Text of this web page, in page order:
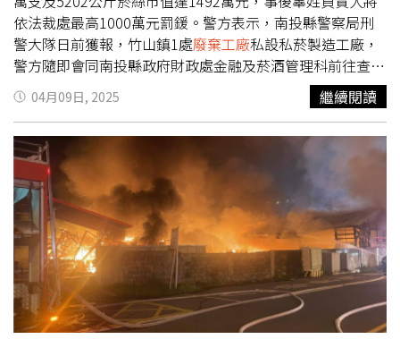
依法裁處最高1000萬元罰鍰。警方表示，南投縣警察局刑
警大隊日前獲報，竹山鎮1處廢棄工廠私設私菸製造工廠，
警方隨即會同南投縣政府財政處金融及菸酒管理科前往查
緝，入室後當場查獲大量菸品，分別為可裝成1500包市售
香菸的紙菸成品3萬支，5202公斤菸絲可製成37萬1570包
市售香菸，初估市值高達1492萬元，此外還查扣捲菸機、
捲菸紙、切線機及香精等證物，隨後警方出動大貨車將菸絲
運回。政府說明，南投縣政府財政處指稱，辜姓負責人私設
私菸廠，依《菸酒管理法》未經許可產製私菸者，可處5萬
元以上100萬元以下罰鍰，但警方查獲菸品市值超過100萬
元，可處現值1倍以上5倍以下罰鍰，最高1000萬元為限，
經統計，查扣的私菸以每包40元計算，市值已達1492萬
2800元，因此辜姓負責人將被裁處最高罰鍰1000萬元，警
方同時乎民眾切勿以身試法，否則恐得不償失。
04月09日, 2025 繼續閱讀